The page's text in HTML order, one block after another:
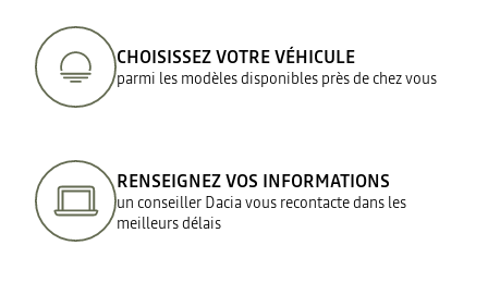
CHOISISSEZ VOTRE VÉHICULE
parmi les modèles disponibles près de chez vous
RENSEIGNEZ VOS INFORMATIONS
un conseiller Dacia vous recontacte dans les
meilleurs délais